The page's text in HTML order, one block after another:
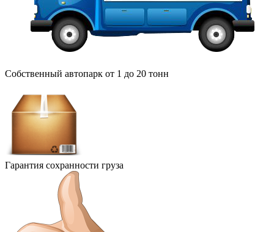
Собственный автопарк от 1 до 20 тонн
Гарантия сохранности груза